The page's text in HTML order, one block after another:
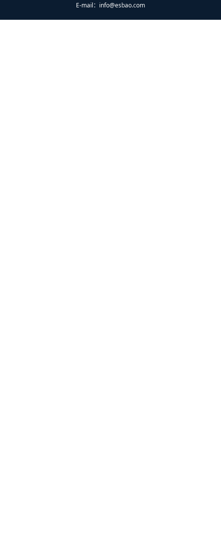
E-mail： info@esbao.com